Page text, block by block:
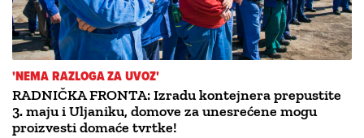
'NEMA RAZLOGA ZA UVOZ'
RADNIČKA FRONTA: Izradu kontejnera prepustite
3. maju i Uljaniku, domove za unesrećene mogu
proizvesti domaće tvrtke!